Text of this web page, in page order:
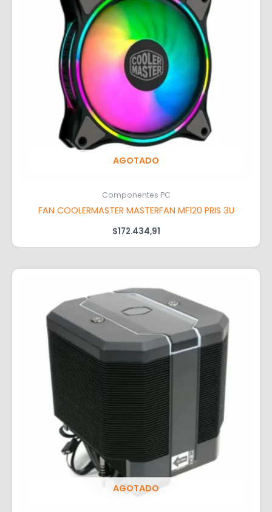
AGOTADO
Componentes PC
FAN COOLERMASTER MASTERFAN MF120 PRIS 3U
$172.434,91
AGOTADO